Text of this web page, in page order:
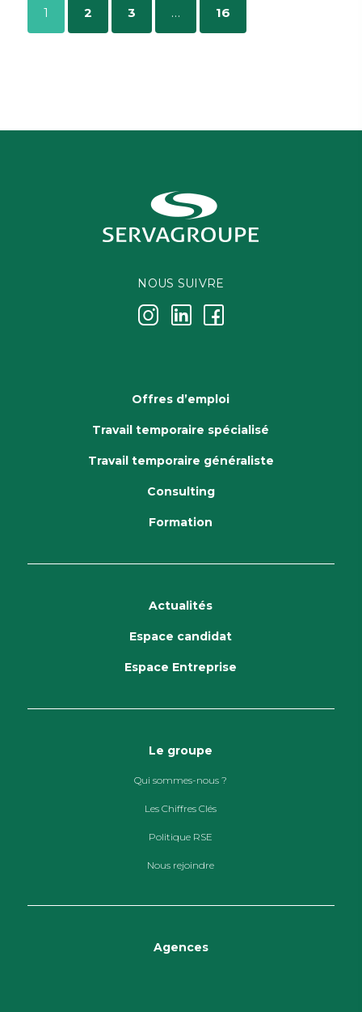
1 2 3 … 16
NOUS SUIVRE
j k i
Offres d’emploi
Travail temporaire spécialisé
Travail temporaire généraliste
Consulting
Formation
Actualités
Espace candidat
Espace Entreprise
Le groupe
Qui sommes-nous ?
Les Chiffres Clés
Politique RSE
Nous rejoindre
Agences